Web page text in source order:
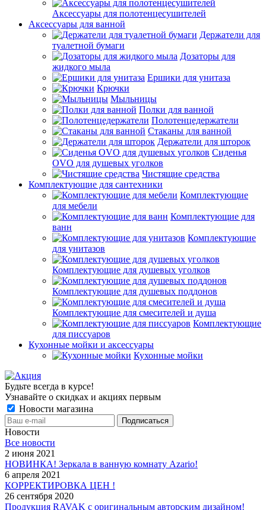
Аксессуары для полотенцесушителей
Аксессуары для ванной
Держатели для
туалетной бумаги
Дозаторы для
жидкого мыла
Ершики для унитаза
Крючки
Мыльницы
Полки для ванной
Полотенцедержатели
Стаканы для ванной
Держатели для шторок
Сиденья
OVO для душевых уголков
Чистящие средства
Комплектующие для сантехники
Комплектующие
для мебели
Комплектующие для
ванн
Комплектующие
для унитазов
Комплектующие для душевых уголков
Комплектующие для душевых поддонов
Комплектующие для смесителей и душа
Комплектующие
для писсуаров
Кухонные мойки и аксессуары
Кухонные мойки
Будьте всегда в курсе!
Узнавайте о скидках и акциях первым
Новости магазина
Новости
Все новости
2 июня 2021
НОВИНКА! Зеркала в ванную комнату Azario!
6 апреля 2021
КОРРЕКТИРОВКА ЦЕН !
26 сентября 2020
Продукция RAVAK с оригинальным авторским дизайном!